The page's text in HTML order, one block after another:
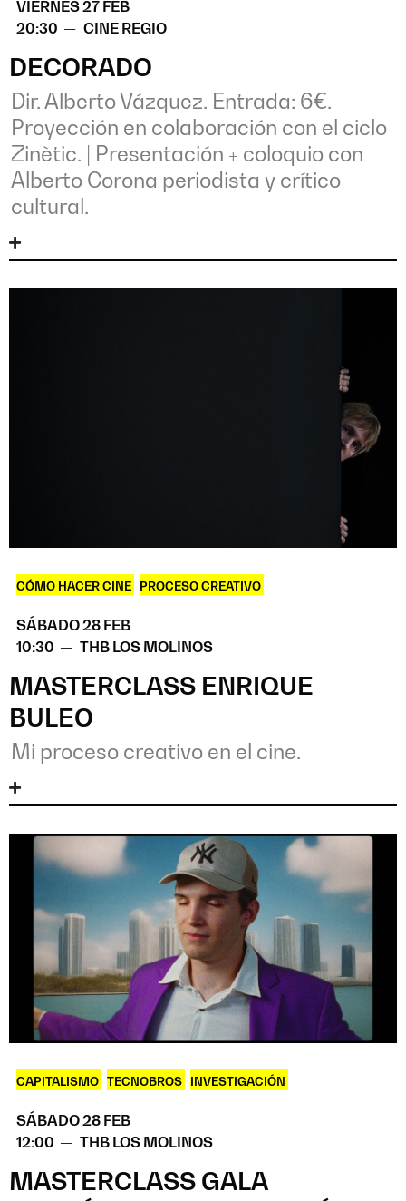
VIERNES 27 FEB
20:30 — CINE REGIO
DECORADO
Dir. Alberto Vázquez. Entrada: 6€.
Proyección en colaboración con el ciclo
Zinètic.
Presentación + coloquio con
Alberto Corona periodista y crítico
cultural.
CÓMO HACER CINE PROCESO CREATIVO
SÁBADO 28 FEB
10:30 — THB LOS MOLINOS
MASTERCLASS ENRIQUE
BULEO
Mi proceso creativo en el cine.
CAPITALISMO TECNOBROS INVESTIGACIÓN
SÁBADO 28 FEB
12:00 — THB LOS MOLINOS
MASTERCLASS GALA